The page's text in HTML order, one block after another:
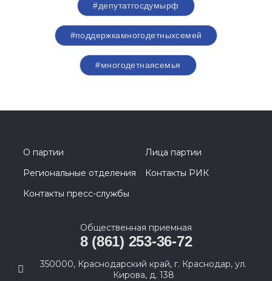
#депутатгосдумырф
#поддержкамногодетныхсемей
#многодетнаясемья
О партии
Лица партии
Региональные отделения
Контакты РИК
Контакты пресс-службы
Общественная приемная
8 (861) 253-36-72
350000, Краснодарский край, г. Краснодар, ул.
Кирова, д. 138